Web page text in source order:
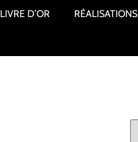
LIVRE D’OR RÉALISATIONS